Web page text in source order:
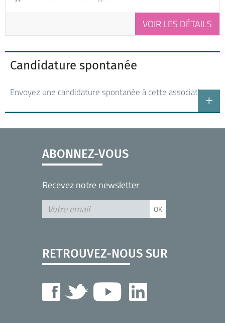
VOIR LES DÉTAILS
Candidature spontanée
Envoyez une candidature spontanée à cette association
ABONNEZ-VOUS
Recevez notre newsletter
RETROUVEZ-NOUS SUR